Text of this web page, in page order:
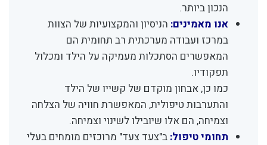
הנכון ביותר.
אנו מאמינים: הניסיון והמקצועיות של הצוות
במרכז ועבודה מערכתית רב תחומית הם
המאפשרים הסתכלות מעמיקה על הילד ומכלול
תפקודיו.
כמו כן, אבחון מוקדם של קשייו של הילד
והתערבות טיפולית, המאפשרת חוויה של הצלחה
וצמיחה, הם אלו שיובילו לשינוי וצמיחה.
תחומי טיפול: ב"צעד צעד" מרוכזים מומחים בעלי